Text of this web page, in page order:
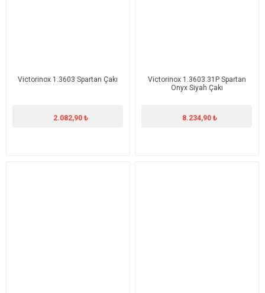
Victorinox 1.3603 Spartan Çakı
2.082,90 ₺
Victorinox 1.3603.31P Spartan
Onyx Siyah Çakı
8.234,90 ₺